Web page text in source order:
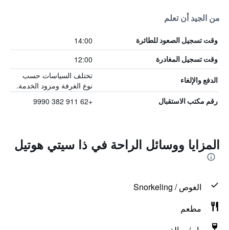
من الجيد أن تعلم
وقت تسجيل الصعود للطائرة 14:00
وقت تسجيل المغادرة 12:00
الدفع والإلغاء
تختلف السياسات حسب
نوع الغرفة ومزود الخدمة.
رقم مكتب الاستقبال +62 911 382 9990
المزايا ووسائل الراحة في ذا سيتي هوتيل
الغوص / Snorkeling
مطعم